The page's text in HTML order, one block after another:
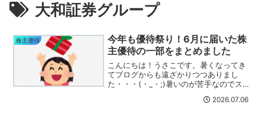
大和証券グループ
株主優待
今年も優待祭り！6月に届いた株
主優待の一部をまとめました
こんにちは！うさこです。暑くなってき
てブログからも遠ざかりつつありまし
た・・・(・_・;)暑いのが苦手なのでスロ
ていきたいと思っていますのでぜひ遊び
2026.07.06